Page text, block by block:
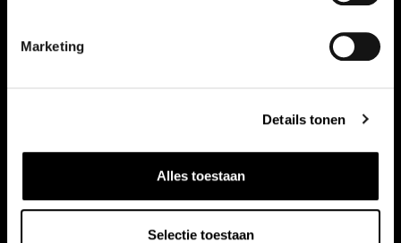
Marketing
Details tonen
Alles toestaan
Selectie toestaan